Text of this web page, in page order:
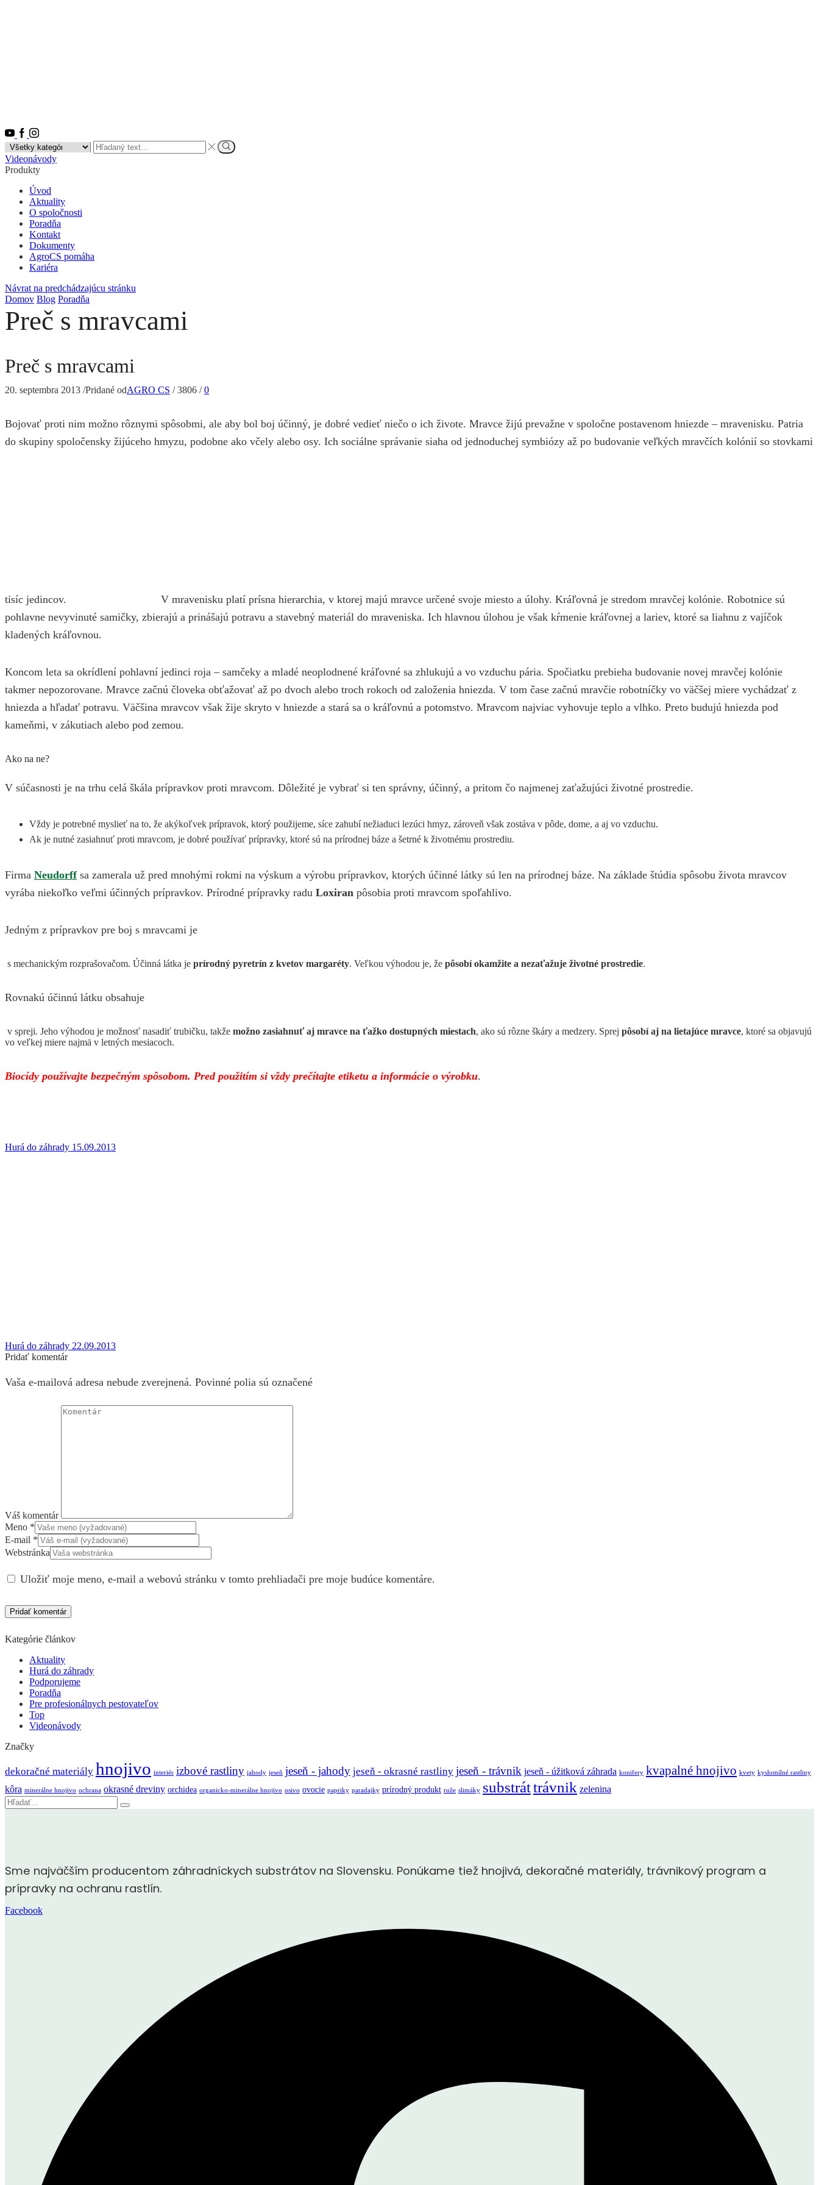
Youtube
Facebook
Instagram
Search
input
Vyhľadať
Videonávody
Produkty
Úvod
Aktuality
O spoločnosti
Poradňa
Kontakt
Dokumenty
AgroCS pomáha
Kariéra
Návrat na predchádzajúcu stránku
Domov Blog Poradňa
Preč s mravcami
Preč s mravcami
20. septembra 2013 /Pridané odAGRO CS / 3806 / 0
Bojovať proti nim možno rôznymi spôsobmi, ale aby bol boj účinný, je dobré vedieť niečo o ich živote. Mravce žijú prevažne v spoločne postavenom hniezde – mravenisku. Patria
do skupiny spoločensky žijúceho hmyzu, podobne ako včely alebo osy. Ich sociálne správanie siaha od jednoduchej symbiózy až po budovanie veľkých mravčích kolónií so stovkami
tisíc jedincov.
V mravenisku platí prísna hierarchia, v ktorej majú mravce určené svoje miesto a úlohy. Kráľovná je stredom mravčej kolónie. Robotnice sú
pohlavne nevyvinuté samičky, zbierajú a prinášajú potravu a stavebný materiál do mraveniska. Ich hlavnou úlohou je však kŕmenie kráľovnej a lariev, ktoré sa liahnu z vajíčok
kladených kráľovnou.
Koncom leta sa okrídlení pohlavní jedinci roja – samčeky a mladé neoplodnené kráľovné sa zhlukujú a vo vzduchu pária. Spočiatku prebieha budovanie novej mravčej kolónie
takmer nepozorovane. Mravce začnú človeka obťažovať až po dvoch alebo troch rokoch od založenia hniezda. V tom čase začnú mravčie robotníčky vo väčšej miere vychádzať z
hniezda a hľadať potravu. Väčšina mravcov však žije skryto v hniezde a stará sa o kráľovnú a potomstvo. Mravcom najviac vyhovuje teplo a vlhko. Preto budujú hniezda pod
kameňmi, v zákutiach alebo pod zemou.
Ako na ne?
V súčasnosti je na trhu celá škála prípravkov proti mravcom. Dôležité je vybrať si ten správny, účinný, a pritom čo najmenej zaťažujúci životné prostredie.
Vždy je potrebné myslieť na to, že akýkoľvek prípravok, ktorý použijeme, síce zahubí nežiaduci lezúci hmyz, zároveň však zostáva v pôde, dome, a aj vo vzduchu.
Ak je nutné zasiahnuť proti mravcom, je dobré používať prípravky, ktoré sú na prírodnej báze a šetrné k životnému prostrediu.
Firma Neudorffsa zamerala už pred mnohými rokmi na výskum a výrobu prípravkov, ktorých účinné látky sú len na prírodnej báze. Na základe štúdia spôsobu života mravcov
vyrába niekoľko veľmi účinných prípravkov. Prírodné prípravky radu Loxiran pôsobia proti mravcom spoľahlivo.
Jedným z prípravkov pre boj s mravcami je
s mechanickým rozprašovačom. Účinná látka je prírodný pyretrín z kvetov margaréty. Veľkou výhodou je, že pôsobí okamžite a nezaťažuje životné prostredie.
Rovnakú účinnú látku obsahuje
v spreji. Jeho výhodou je možnosť nasadiť trubičku, takže možno zasiahnuť aj mravce na ťažko dostupných miestach, ako sú rôzne škáry a medzery. Sprej pôsobí aj na lietajúce mravce, ktoré sa objavujú
vo veľkej miere najmä v letných mesiacoch.
Biocídy používajte bezpečným spôsobom. Pred použitím si vždy prečítajte etiketu a informácie o výrobku.
Hurá do záhrady 15.09.2013
Hurá do záhrady 22.09.2013
Pridať komentár
Vaša e-mailová adresa nebude zverejnená. Povinné polia sú označené
Váš komentár
Meno *
E-mail *
Webstránka
Uložiť moje meno, e-mail a webovú stránku v tomto prehliadači pre moje budúce komentáre.
Kategórie článkov
Aktuality
Hurá do záhrady
Podporujeme
Poradňa
Pre profesionálnych pestovateľov
Top
Videonávody
Značky
dekoračné materiály hnojivo interiér izbové rastliny jahody jeseň jeseň - jahody jeseň - okrasné rastliny jeseň - trávnik jeseň - úžitková záhrada konifery kvapalné hnojivo kvety kyslomilné rastliny
kôra minerálne hnojivo ochrana okrasné dreviny orchidea organicko-minerálne hnojivo osivo ovocie papriky paradajky prírodný produkt ruže slimáky substráttrávnik zelenina
Vyhľadávanie
Sme najväčším producentom záhradníckych substrátov na Slovensku. Ponúkame tiež hnojivá, dekoračné materiály, trávnikový program a
prípravky na ochranu rastlín.
Facebook